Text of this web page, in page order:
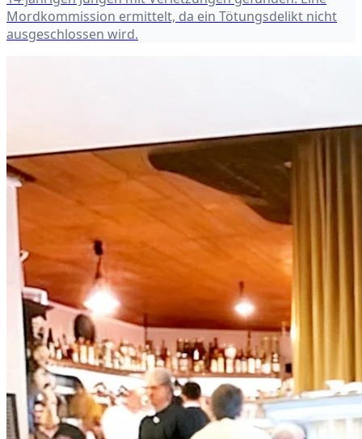
Mordkommission ermittelt, da ein Tötungsdelikt nicht
ausgeschlossen wird.